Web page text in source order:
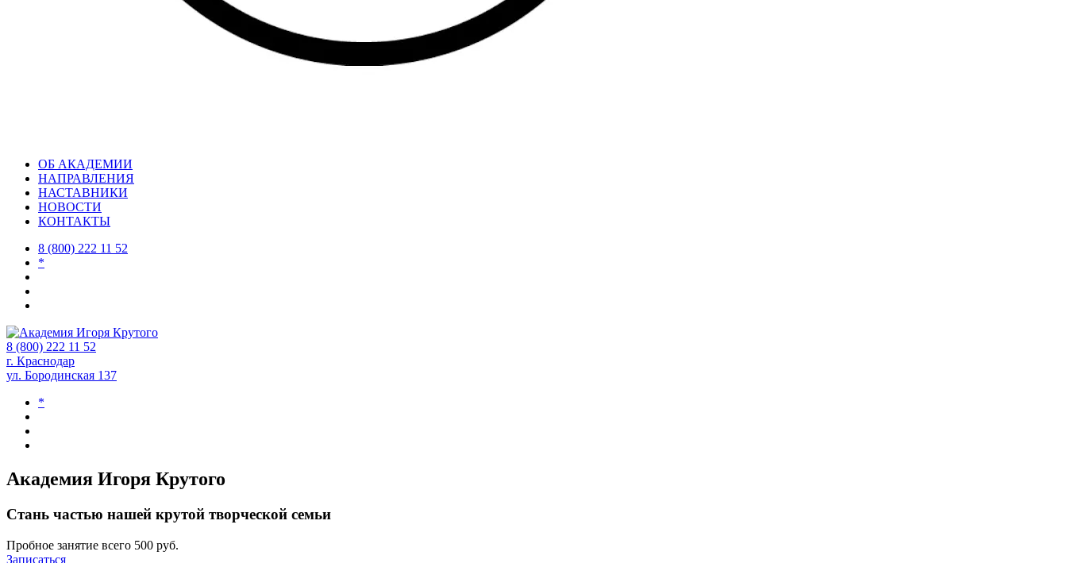
ОБ АКАДЕМИИ
НАПРАВЛЕНИЯ
НАСТАВНИКИ
НОВОСТИ
КОНТАКТЫ
8 (800) 222 11 52
*
8 (800) 222 11 52
г. Краснодар
ул. Бородинская 137
*
Академия Игоря Крутого
Стань частью нашей крутой творческой семьи
Пробное занятие всего 500 руб.
Записаться